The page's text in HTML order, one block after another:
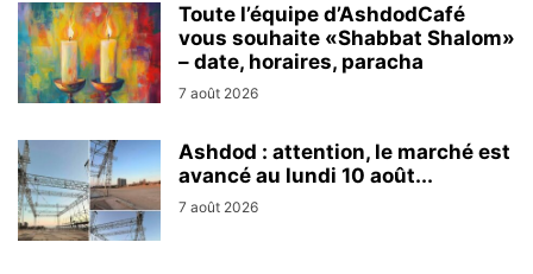
Toute l’équipe d’AshdodCafé
vous souhaite «Shabbat Shalom»
– date, horaires, paracha
7 août 2026
Ashdod : attention, le marché est
avancé au lundi 10 août...
7 août 2026